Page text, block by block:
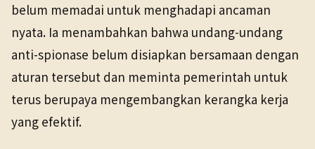
belum memadai untuk menghadapi ancaman
nyata. Ia menambahkan bahwa undang-undang
anti-spionase belum disiapkan bersamaan dengan
aturan tersebut dan meminta pemerintah untuk
terus berupaya mengembangkan kerangka kerja
yang efektif.